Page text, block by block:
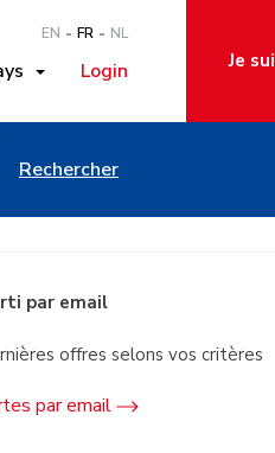
EN FR NL
Login Je
Rechercher
par email
offres selons vos critères
par email